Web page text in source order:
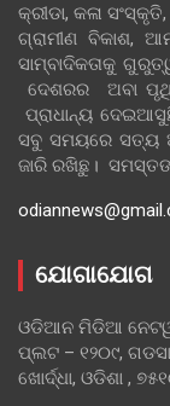
କ୍ରୀଡା, କଳା
ଗ୍ରାମୀଣ
ସାମ୍ବାଦିକତାକୁ
ଦେଶରର ଅବା
ପ୍ରାଧାନ୍ୟ
ସବୁ ସମୟରେ ସତ୍ୟ
ଜାରି ରଖିଛୁ।
ଯୋଗାଯୋଗ
ଓଡିଆନ ମିଡିଆ
ପ୍ଲଟ – ୧୨୦୯,
ଖୋର୍ଦ୍ଧା, ଓଡିଶା ,